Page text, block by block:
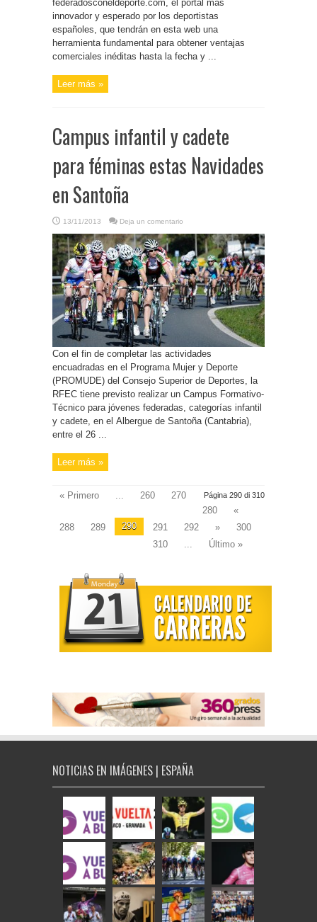
federadosconeldeporte.com, el portal más
innovador y esperado por los deportistas
españoles, que tendrán en esta web una
herramienta fundamental para obtener ventajas
comerciales inéditas hasta la fecha y ...
Leer más »
Campus infantil y cadete
para féminas estas Navidades
en Santoña
13/11/2013 Deja un comentario
Con el fin de completar las actividades
encuadradas en el Programa Mujer y Deporte
(PROMUDE) del Consejo Superior de Deportes, la
RFEC tiene previsto realizar un Campus Formativo-
Técnico para jóvenes federadas, categorías infantil
y cadete, en el Albergue de Santoña (Cantabria),
entre el 26 ...
Leer más »
Página 290 di 310
« Primero ... 260
270
280
«
288
289 290 291 292 »
300
310
... Último »
NOTICIAS EN IMÁGENES | ESPAÑA